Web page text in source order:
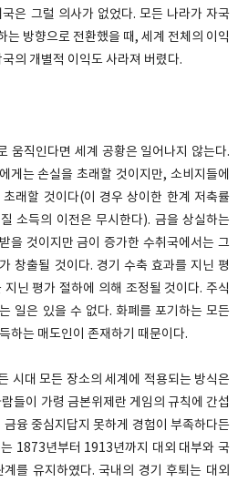
은 그럴 의사가 없었다. 모든 나라가 자국
는 방향으로 전환했을 때, 세계 전체의 이익
의 개별적 이익도 사라져 버렸다.
움직인다면 세계 공황은 일어나지 않는다.
게는 손실을 초래할 것이지만, 소비지들에
래할 것이다(이 경우 상이한 한계 저축률
소득의 이전은 무시한다). 금을 상실하는
을 것이지만 금이 증가한 수취국에서는 그
창출될 것이다. 경기 수축 효과를 지닌 평
닌 평가 절하에 의해 조정될 것이다. 주식
일은 있을 수 없다. 화폐를 포기하는 모든
하는 매도인이 존재하기 때문이다.
시대 모든 장소의 세계에 적용되는 방식은
들이 가령 금본위제란 게임의 규칙에 간섭
융 중심지답지 못하게 경험이 부족하다든
1873년부터 1913년까지 대외 대부와 국
를 유지하였다. 국내의 경기 후퇴는 대외